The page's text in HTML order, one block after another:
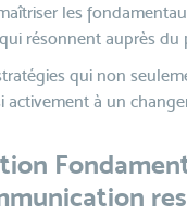
les
résonnent auprès du
qui non
à un